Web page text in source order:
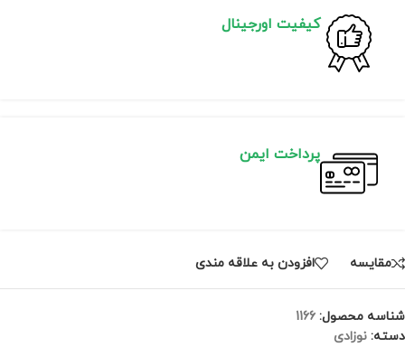
کیفیت اورجینال
پرداخت ایمن
مقايسه افزودن به علاقه مندی
شناسه محصول: 1166
دسته: نوزادی